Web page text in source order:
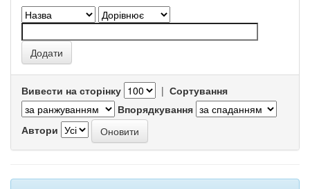
Вивести на сторінку | Сортування
Впорядкування
Автори